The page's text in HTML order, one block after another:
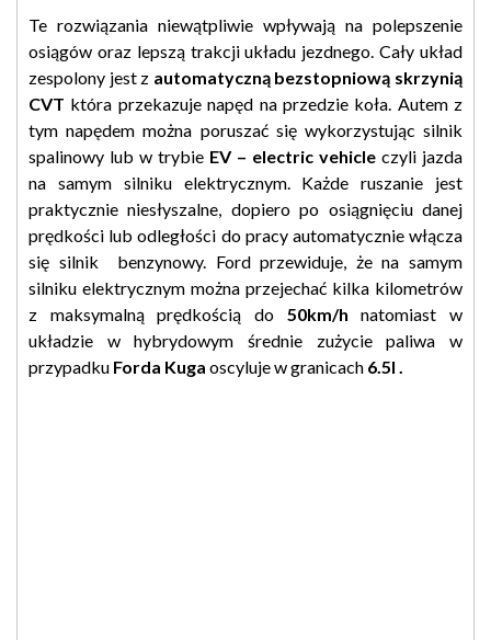
Te rozwiązania niewątpliwie wpływają na polepszenie
osiągów oraz lepszą trakcji układu jezdnego. Cały układ
zespolony jest z automatyczną bezstopniową skrzynią
CVT która przekazuje napęd na przedzie koła. Autem z
tym napędem można poruszać się wykorzystując silnik
spalinowy lub w trybie EV – electric vehicle czyli jazda
na samym silniku elektrycznym. Każde ruszanie jest
praktycznie niesłyszalne, dopiero po osiągnięciu danej
prędkości lub odległości do pracy automatycznie włącza
się silnik benzynowy. Ford przewiduje, że na samym
silniku elektrycznym można przejechać kilka kilometrów
z maksymalną prędkością do 50km/hnatomiast w
układzie w hybrydowym średnie zużycie paliwa w
przypadku Forda Kuga oscyluje w granicach 6.5l .